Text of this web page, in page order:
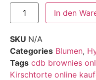
In den
SKU N/A
Categories Blumen,
Tags cdb brownies
Kirschtorte online